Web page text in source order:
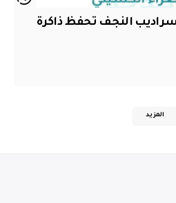
النجف تحفظ ذاكرة
المزيد